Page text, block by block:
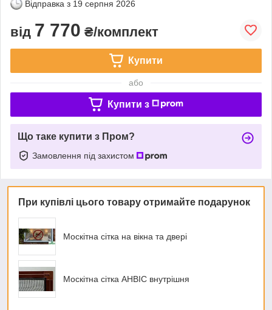
Відправка з 19 серпня 2026
від 7 770 ₴/комплект
Купити
або
Купити з
Що таке купити з Пром?
Замовлення під захистом
При купівлі цього товару отримайте подарунок
Москітна сітка на вікна та двері
Москітна сітка АНВІС внутрішня